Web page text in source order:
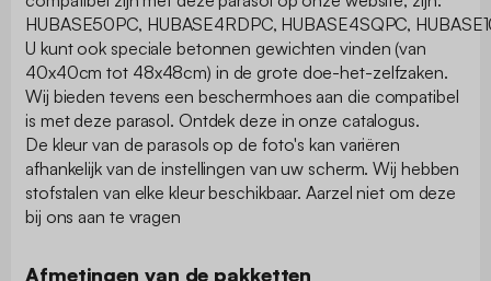
HUBASE50PC, HUBASE4RDPC, HUBASE4SQPC,
U kunt ook speciale betonnen gewichten vinden (van
40x40cm tot 48x48cm) in de grote doe-het-zelfzaken.
Wij bieden tevens een beschermhoes aan die compatibel
is met deze parasol. Ontdek deze in onze catalogus.
De kleur van de parasols op de foto's kan variëren
afhankelijk van de instellingen van uw scherm. Wij hebben
stofstalen van elke kleur beschikbaar. Aarzel niet om deze
bij ons aan te vragen
Afmetingen van de pakketten